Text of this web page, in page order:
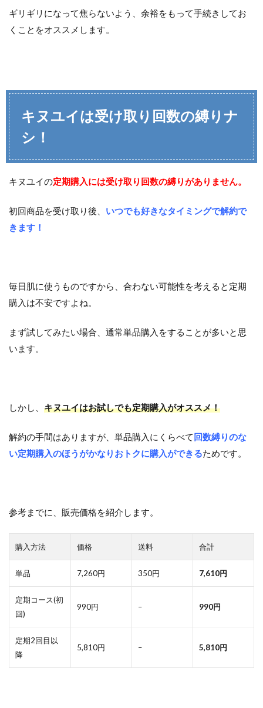
ギリギリになって焦らないよう、余裕をもって手続きしてお
くことをオススメします。
キヌユイは受け取り回数の縛りナ
シ！
キヌユイの定期購入には受け取り回数の縛りがありません。
初回商品を受け取り後、 いつでも好きなタイミングで解約で
きます！
毎日肌に使うものですから、合わない可能性を考えると定期
購入は不安ですよね。
まず試してみたい場合、通常単品購入をすることが多いと思
います。
しかし、 キヌユイはお試しでも定期購入がオススメ！
解約の手間はありますが、単品購入にくらべて回数縛りのな
い定期購入のほうがかなりおトクに購入ができるためです。
参考までに、販売価格を紹介します。
購入方法 価格 送料 合計
単品 7,260円 350円 7,610円
定期コース(初
回)
990円 – 990円
定期2回目以
降
5,810円 – 5,810円